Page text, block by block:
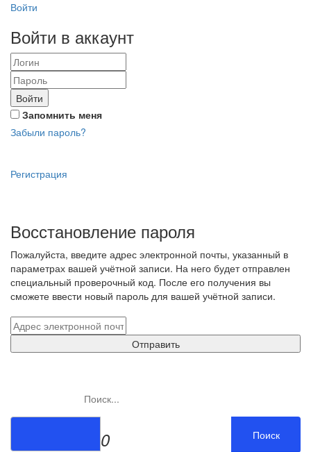
Войти
Войти в аккаунт
Войти
Запомнить меня
Забыли пароль?
Регистрация
Восстановление пароля
Пожалуйста, введите адрес электронной почты, указанный в
параметрах вашей учётной записи. На него будет отправлен
специальный проверочный код. После его получения вы
сможете ввести новый пароль для вашей учётной записи.
Отправить
Поиск
0